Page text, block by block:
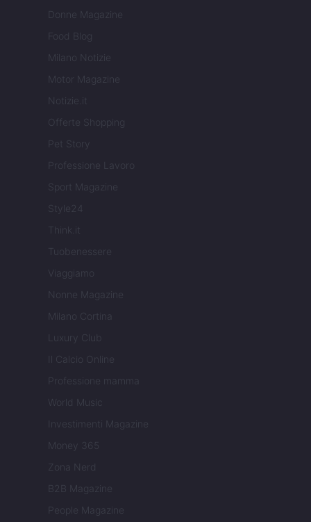
Donne Magazine
Food Blog
Milano Notizie
Motor Magazine
Notizie.it
Offerte Shopping
Pet Story
Professione Lavoro
Sport Magazine
Style24
Think.it
Tuobenessere
Viaggiamo
Nonne Magazine
Milano Cortina
Luxury Club
Il Calcio Online
Professione mamma
World Music
Investimenti Magazine
Money 365
Zona Nerd
B2B Magazine
People Magazine